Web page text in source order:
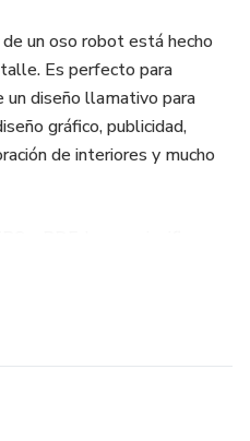
un oso robot está hecho
Es perfecto para
un diseño llamativo para
gráfico, publicidad,
de interiores y mucho
calidad, lo que lo hace
y CorelDRAW.
obtener este vector de oso